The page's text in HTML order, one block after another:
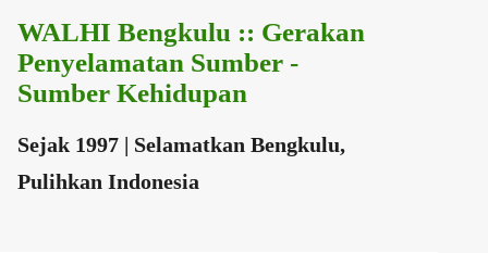
Langsung ke konten utama
WALHI Bengkulu :: Gerakan
Penyelamatan Sumber -
Sumber Kehidupan
Sejak 1997 | Selamatkan Bengkulu,
Pulihkan Indonesia